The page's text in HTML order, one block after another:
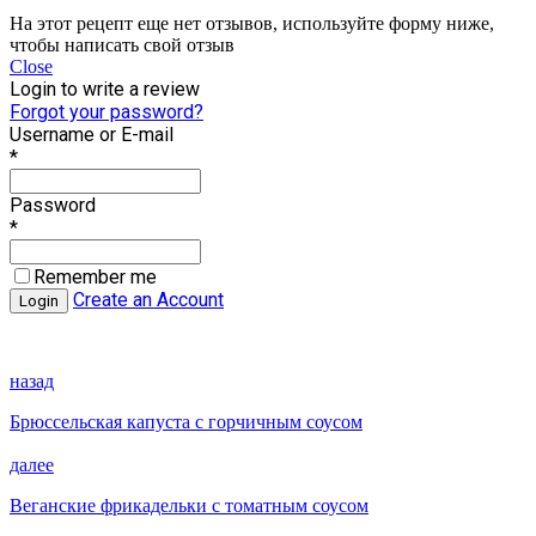
На этот рецепт еще нет отзывов, используйте форму ниже,
чтобы написать свой отзыв
Close
Login to write a review
Forgot your password?
Username or E-mail
*
Password
*
Remember me
Create an Account
назад
Брюссельская капуста с горчичным соусом
далее
Веганские фрикадельки с томатным соусом